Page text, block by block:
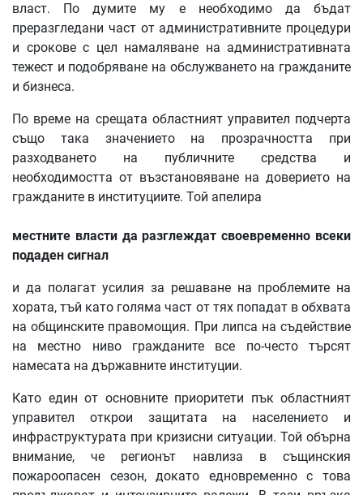
власт. По думите му е необходимо да бъдат
преразгледани част от административните процедури
и срокове с цел намаляване на административната
тежест и подобряване на обслужването на гражданите
и бизнеса.
По време на срещата областният управител подчерта
също така значението на прозрачността при
разходването на публичните средства и
необходимостта от възстановяване на доверието на
гражданите в институциите. Той апелира
местните власти да разглеждат своевременно всеки
подаден сигнал
и да полагат усилия за решаване на проблемите на
хората, тъй като голяма част от тях попадат в обхвата
на общинските правомощия. При липса на съдействие
на местно ниво гражданите все по-често търсят
намесата на държавните институции.
Като един от основните приоритети пък областният
управител открои защитата на населението и
инфраструктурата при кризисни ситуации. Той обърна
внимание, че регионът навлиза в същинския
пожароопасен сезон, докато едновременно с това